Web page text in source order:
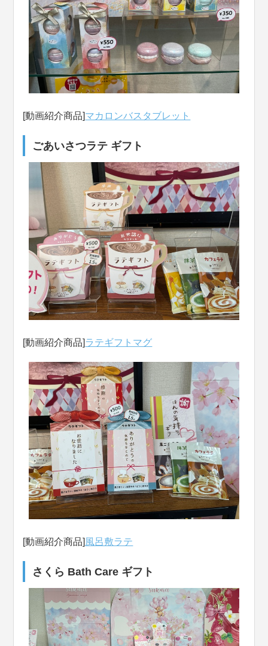
[動画紹介商品] マカロンバスタブレット
ごあいさつラテ ギフト
[動画紹介商品]ラテギフトマグ
[動画紹介商品] 風呂敷ラテ
さくら Bath Care ギフト